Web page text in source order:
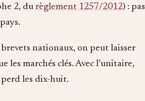
2, du règlement 1257/2012) : pas
brevets nationaux, on peut laisser
les marchés clés. Avec l’unitaire,
les dix-huit.